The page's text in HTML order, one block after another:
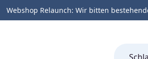
Webshop Relaunch: Wir bitten